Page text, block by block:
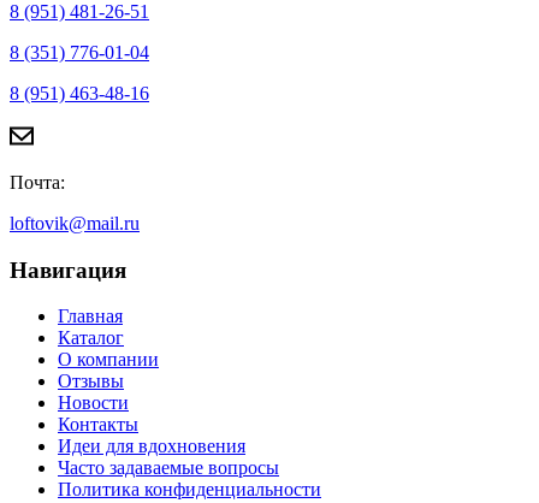
8 (951) 481-26-51
8 (351) 776-01-04
8 (951) 463-48-16
Почта:
loftovik@mail.ru
Навигация
Главная
Каталог
О компании
Отзывы
Новости
Контакты
Идеи для вдохновения
Часто задаваемые вопросы
Политика конфиденциальности